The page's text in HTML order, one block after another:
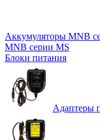
Аккумуляторы MNB
MNB серии MS
Блоки питания
Адаптеры